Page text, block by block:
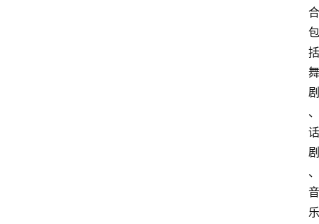
合
包
括
舞
剧
、
话
剧
、
音
乐